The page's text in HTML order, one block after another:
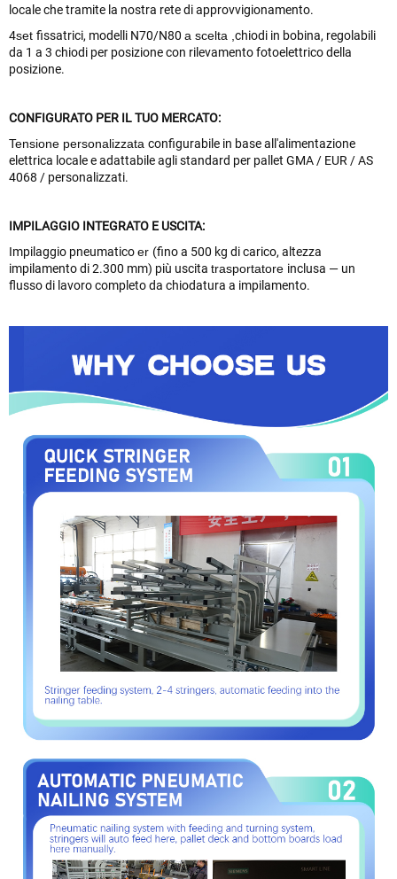
locale che tramite la nostra rete di approvvigionamento.
4set fissatrici, modelli N70/N80 a scelta chiodi in bobina, regolabili
da 1 a 3 chiodi per posizione con rilevamento fotoelettrico della
posizione.
CONFIGURATO PER IL TUO MERCATO:
Tensione personalizzata configurabile in base all'alimentazione
elettrica locale e adattabile agli standard per pallet GMA / EUR / AS
4068 / personalizzati.
IMPILAGGIO INTEGRATO E USCITA:
Impilaggio pneumaticoer (fino a 500 kg di carico, altezza
impilamento di 2.300 mm) più uscita trasportatore inclusa — un
flusso di lavoro completo da chiodatura a impilamento.